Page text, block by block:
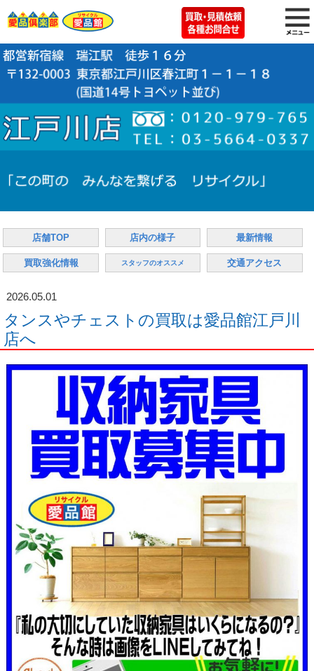
店舗TOP 店内の様子 最新情報
買取強化情報 スタッフのオススメ 交通アクセス
2026.05.01
タンスやチェストの買取は愛品館江戸川
店へ